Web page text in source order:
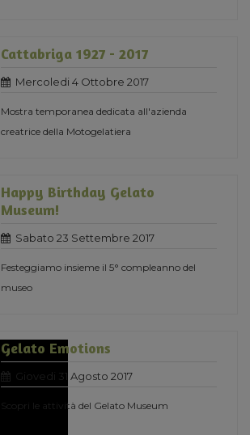
Cattabriga 1927 - 2017
Mercoledi 4 Ottobre 2017
Mostra temporanea dedicata all'azienda
creatrice della Motogelatiera
Happy Birthday Gelato
Museum!
Sabato 23 Settembre 2017
Festeggiamo insieme il 5° compleanno del
museo
Gelato Emotions
Giovedi 31 Agosto 2017
Scopri le attività del Gelato Museum